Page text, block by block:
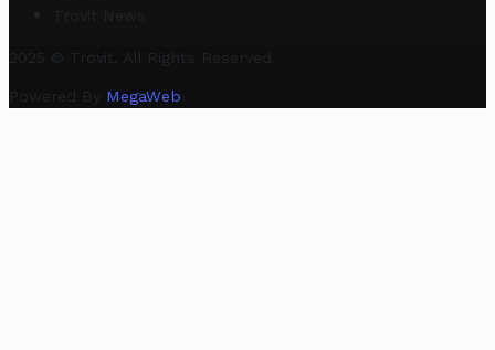
Trovit News
2025 © Trovit. All Rights Reserved.
Powered By MegaWeb